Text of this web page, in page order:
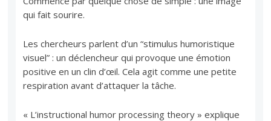
qui fait sourire.
Les chercheurs parlent d’un “stimulus humoristique
visuel” : un déclencheur qui provoque une émotion
positive en un clin d’œil. Cela agit comme une petite
respiration avant d’attaquer la tâche.
« L’instructional humor processing theory » explique